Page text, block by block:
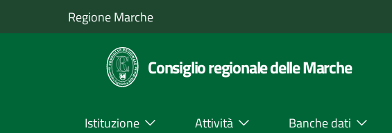
Regione Marche
Consiglio regionale delle Marche
Istituzione Attività Banche dati